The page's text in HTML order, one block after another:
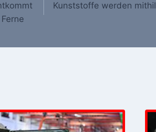
Kunststoffe werden